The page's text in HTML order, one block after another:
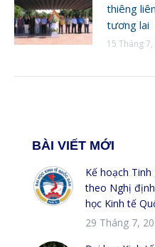
thiêng
tương lai
15 Tháng
BÀI VIẾT MỚI
Kế hoạch
theo Nghị
học Kinh tế
29 Tháng 7,